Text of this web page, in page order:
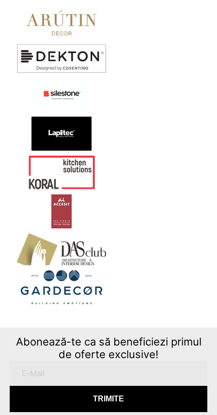
Abonează-te ca să beneficiezi primul
de oferte exclusive!
TRIMITE